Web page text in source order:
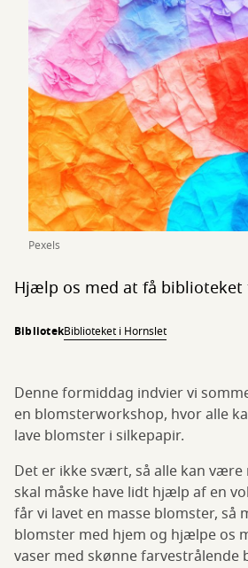
Pexels
Hjælp os med at få
BibliotekBiblioteket i Hornslet
Denne formiddag indvier vi
en blomsterworkshop, hvor alle
lave blomster i silkepapir.
Det er ikke svært, så alle kan være
skal måske have lidt hjælp af en
får vi lavet en masse blomster, så
blomster med hjem og hjælpe os
vaser med skønne farvestrålende